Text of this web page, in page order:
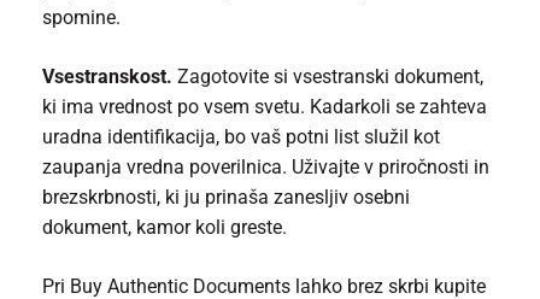
spomine.
Vsestranskost. Zagotovite si vsestranski dokument,
ki ima vrednost po vsem svetu. Kadarkoli se zahteva
uradna identifikacija, bo vaš potni list služil kot
zaupanja vredna poverilnica. Uživajte v priročnosti in
brezskrbnosti, ki ju prinaša zanesljiv osebni
dokument, kamor koli greste.
Pri Buy Authentic Documents lahko brez skrbi kupite